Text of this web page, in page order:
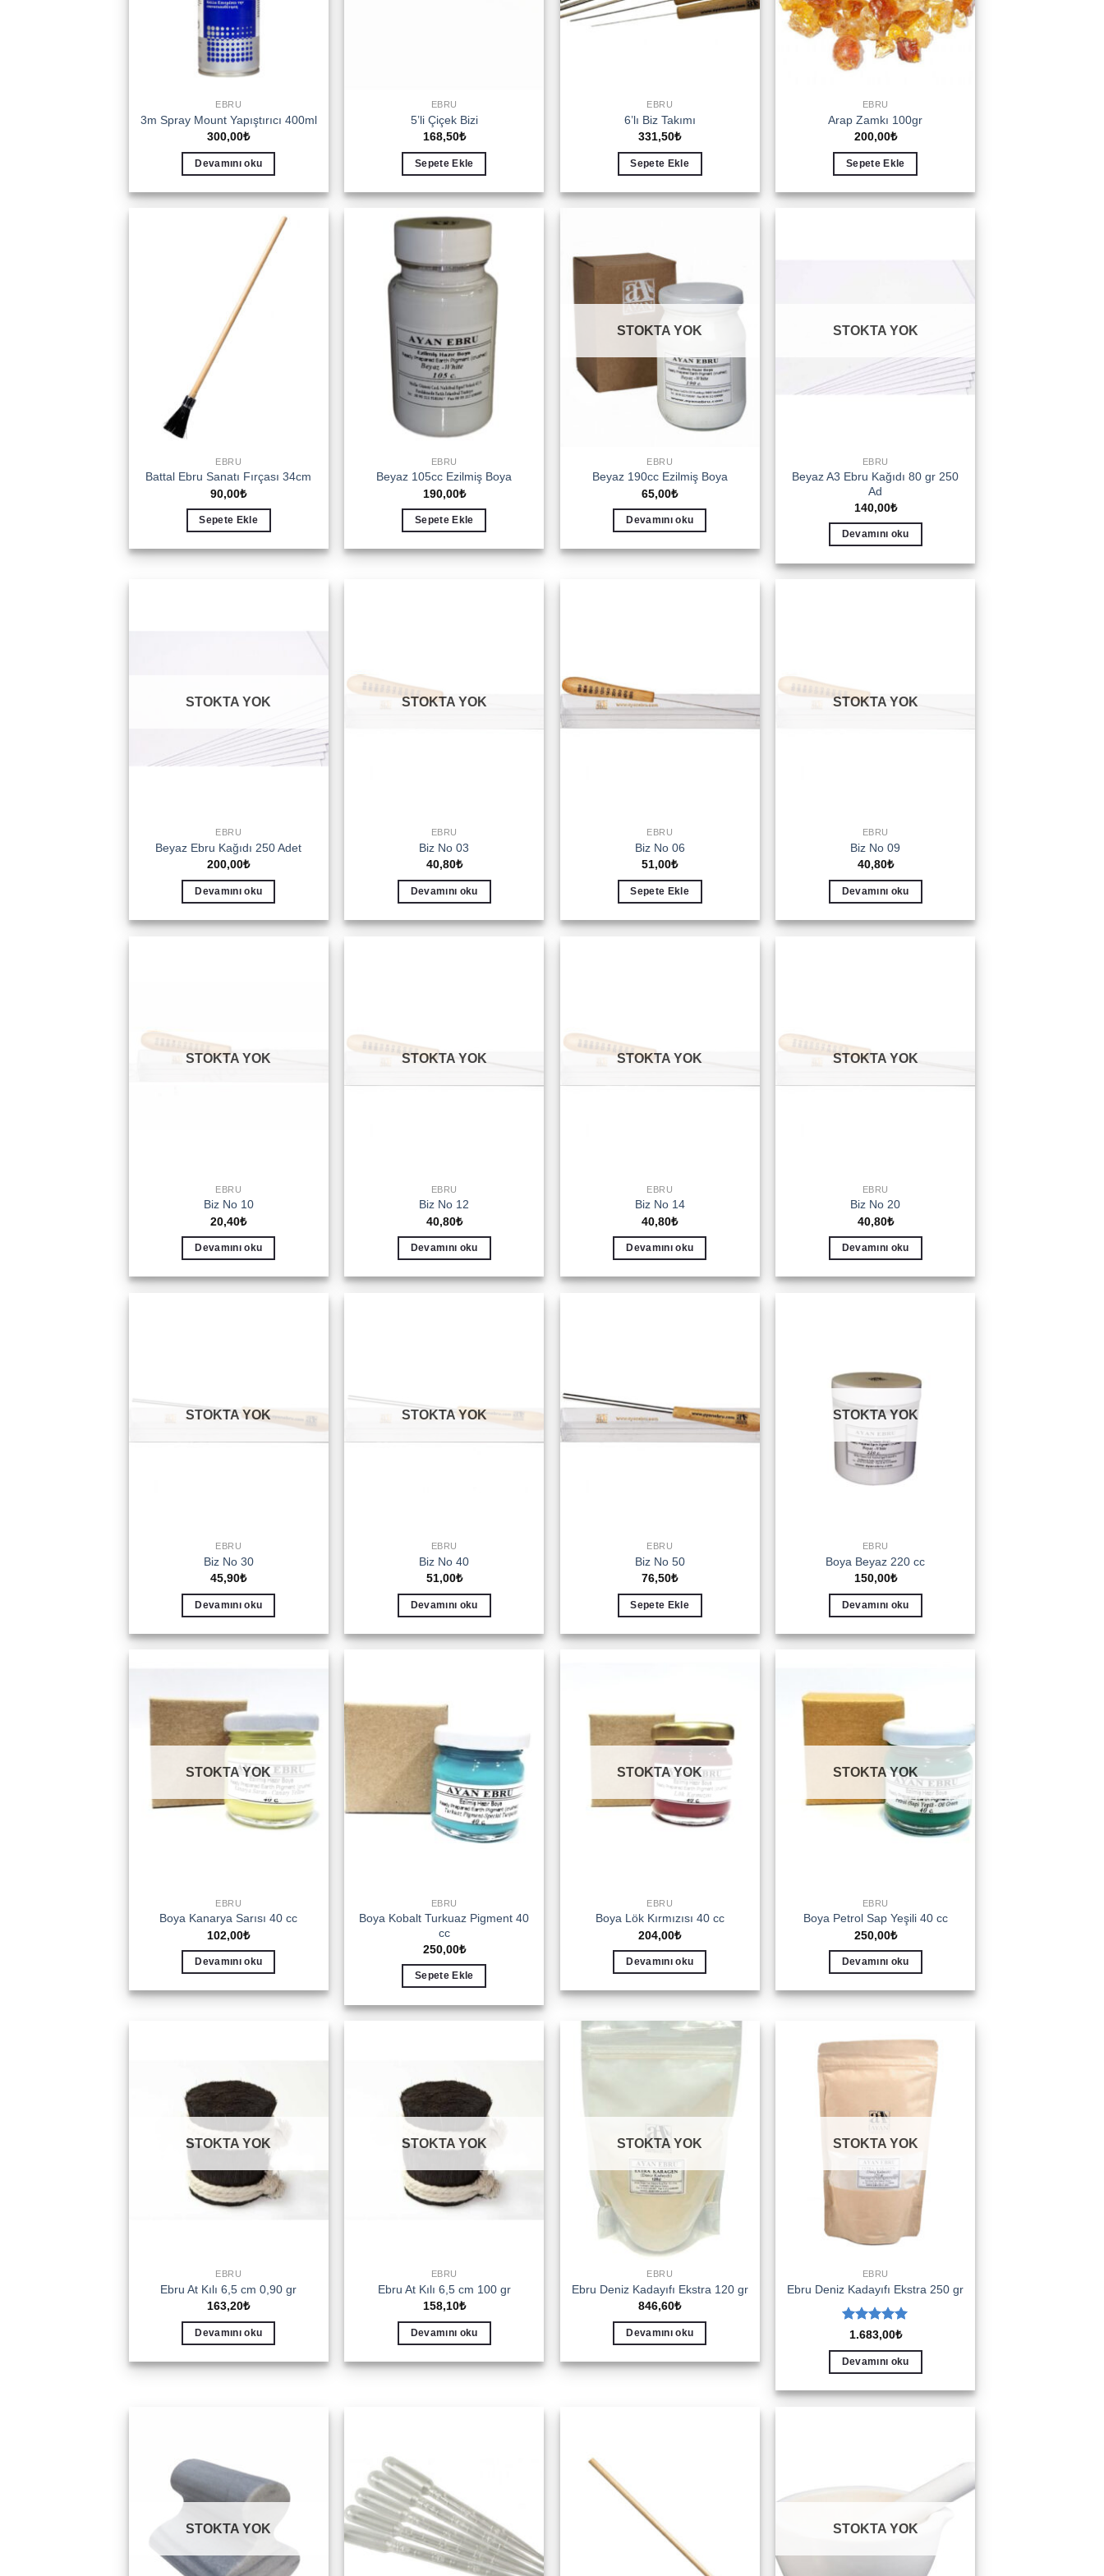
EBRU
3m Spray Mount Yapıştırıcı 400ml
300,00₺
Devamını oku
EBRU
5’li Çiçek Bizi
168,50₺
Sepete Ekle
EBRU
6’lı Biz Takımı
331,50₺
Sepete Ekle
EBRU
Arap Zamkı 100gr
200,00₺
Sepete Ekle
EBRU
Battal Ebru Sanatı Fırçası 34cm
90,00₺
Sepete Ekle
EBRU
Beyaz 105cc Ezilmiş Boya
190,00₺
Sepete Ekle
STOKTA YOK
EBRU
Beyaz 190cc Ezilmiş Boya
65,00₺
Devamını oku
STOKTA YOK
EBRU
Beyaz A3 Ebru Kağıdı 80 gr 250
Ad
140,00₺
Devamını oku
STOKTA YOK
EBRU
Beyaz Ebru Kağıdı 250 Adet
200,00₺
Devamını oku
STOKTA YOK
EBRU
Biz No 03
40,80₺
Devamını oku
EBRU
Biz No 06
51,00₺
Sepete Ekle
STOKTA YOK
EBRU
Biz No 09
40,80₺
Devamını oku
STOKTA YOK
EBRU
Biz No 10
20,40₺
Devamını oku
STOKTA YOK
EBRU
Biz No 12
40,80₺
Devamını oku
STOKTA YOK
EBRU
Biz No 14
40,80₺
Devamını oku
STOKTA YOK
EBRU
Biz No 20
40,80₺
Devamını oku
STOKTA YOK
EBRU
Biz No 30
45,90₺
Devamını oku
STOKTA YOK
EBRU
Biz No 40
51,00₺
Devamını oku
EBRU
Biz No 50
76,50₺
Sepete Ekle
STOKTA YOK
EBRU
Boya Beyaz 220 cc
150,00₺
Devamını oku
STOKTA YOK
EBRU
Boya Kanarya Sarısı 40 cc
102,00₺
Devamını oku
EBRU
Boya Kobalt Turkuaz Pigment 40
cc
250,00₺
Sepete Ekle
STOKTA YOK
EBRU
Boya Lök Kırmızısı 40 cc
204,00₺
Devamını oku
STOKTA YOK
EBRU
Boya Petrol Sap Yeşili 40 cc
250,00₺
Devamını oku
STOKTA YOK
EBRU
Ebru At Kılı 6,5 cm 0,90 gr
163,20₺
Devamını oku
STOKTA YOK
EBRU
Ebru At Kılı 6,5 cm 100 gr
158,10₺
Devamını oku
wishlist
STOKTA YOK
EBRU
Ebru Deniz Kadayıfı Ekstra 120 gr
846,60₺
Devamını oku
Add to
wishlist
STOKTA YOK
EBRU
Ebru Deniz Kadayıfı Ekstra 250 gr
5 üzerinden
1.683,00₺
Devamını oku
STOKTA YOK
wishlist
STOKTA YOK